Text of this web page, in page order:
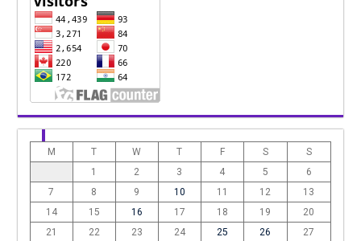
M T W T F S
S
1
2 3 4 5
6
7
8 9 10 11 12
13
14
15 16 17 18 19
20
21
22 23 24 25 26
27